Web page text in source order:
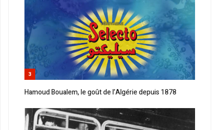
3
Hamoud Boualem, le goût de l’Algérie depuis 1878